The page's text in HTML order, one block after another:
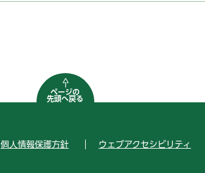
ページの
先頭へ戻る
個人情報保護方針 ウェブアクセシビリティ